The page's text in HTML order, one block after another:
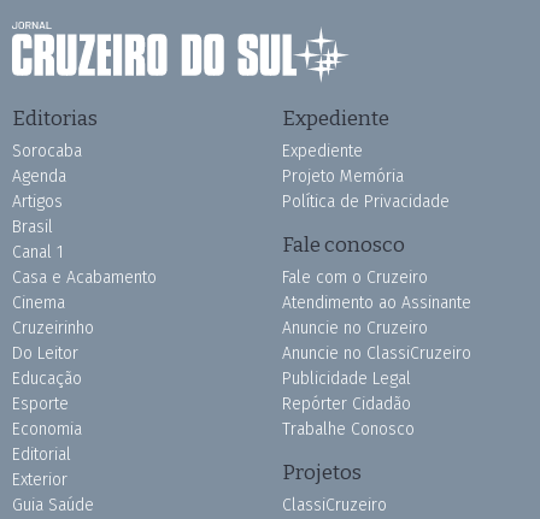
Editorias
Sorocaba
Agenda
Artigos
Brasil
Canal 1
Casa e Acabamento
Cinema
Cruzeirinho
Do Leitor
Educação
Esporte
Economia
Editorial
Exterior
Guia Saúde
Expediente
Expediente
Projeto Memória
Política de Privacidade
Fale conosco
Fale com o Cruzeiro
Atendimento ao Assinante
Anuncie no Cruzeiro
Anuncie no ClassiCruzeiro
Publicidade Legal
Repórter Cidadão
Trabalhe Conosco
Projetos
ClassiCruzeiro